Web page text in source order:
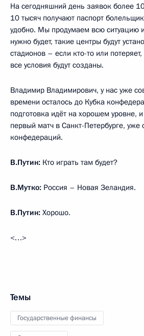
На сегодняшний день заявок более
10 тысяч получают паспорт
удобно. Мы продумаем всю ситуацию и
нужно будет, такие центры будут
стадионов – если кто-то или потеряет,
все условия будут созданы.
Владимир Владимирович, у нас уже
времени осталось до Кубка
подготовка идёт на хорошем уровне,
первый матч в Санкт-Петербурге, уже
конфедераций.
В.Путин: Кто играть там будет?
В.Мутко: Россия – Новая Зеландия.
В.Путин: Хорошо.
<…>
Темы
Государственные финансы